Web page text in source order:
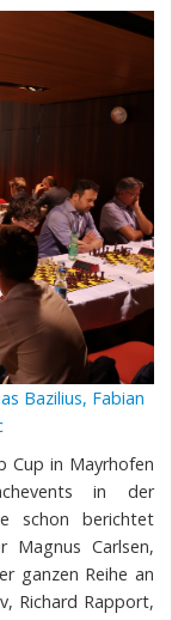
Bazilius, Fabian
Cup in Mayrhofen
in der
schon berichtet
Magnus Carlsen,
ganzen Reihe an
Richard Rapport,